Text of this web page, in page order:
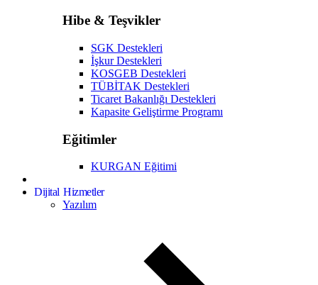
Hibe & Teşvikler
SGK Destekleri
İşkur Destekleri
KOSGEB Destekleri
TÜBİTAK Destekleri
Ticaret Bakanlığı Destekleri
Kapasite Geliştirme Programı
Eğitimler
KURGAN Eğitimi
Dijital Hizmetler
Yazılım